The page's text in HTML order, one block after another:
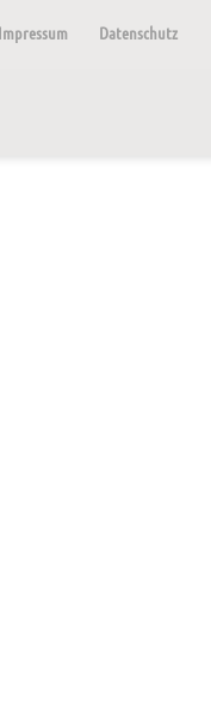
Impressum Datenschutz